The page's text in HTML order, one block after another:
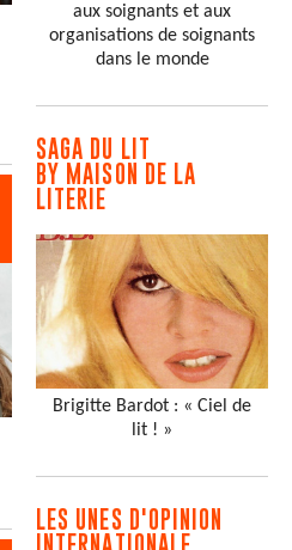
aux soignants et aux
organisations de soignants
dans le monde
SAGA DU LIT
BY MAISON DE LA
LITERIE
Brigitte Bardot : « Ciel de
lit ! »
LES UNES D'OPINION